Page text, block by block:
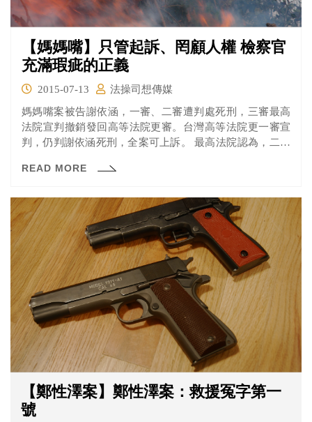
【媽媽嘴】只管起訴、罔顧人權 檢察官
充滿瑕疵的正義
2015-07-13
法操司想傳媒
媽媽嘴案被告謝依涵，一審、二審遭判處死刑，三審最高
法院宣判撤銷發回高等法院更審。台灣高等法院更一審宣
判，仍判謝依涵死刑，全案可上訴。 最高法院認為，二審
兩部分，有不同程度的教化可能性，違背經驗法則，且未
回更審。高等法院更一審時作出判決，仍判處謝依涵死
刑。
READ MORE
【鄭性澤案】鄭性澤案：救援冤字第一
號